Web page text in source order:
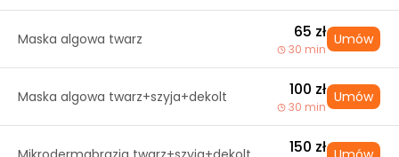
Maska algowa twarz 65 zł
30 min
Umów
Maska algowa twarz+szyja+dekolt 100 zł
30 min
Umów
150 zł